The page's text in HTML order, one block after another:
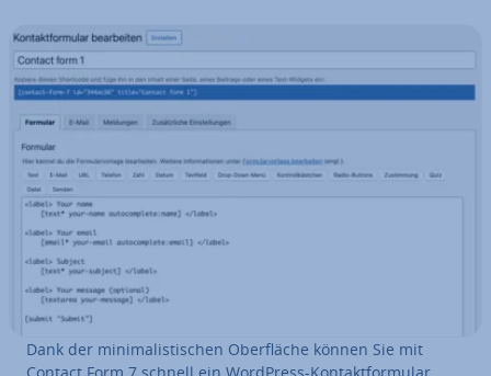
Dank der mi­ni­ma­lis­ti­schen Ober­flä­che können Sie mit